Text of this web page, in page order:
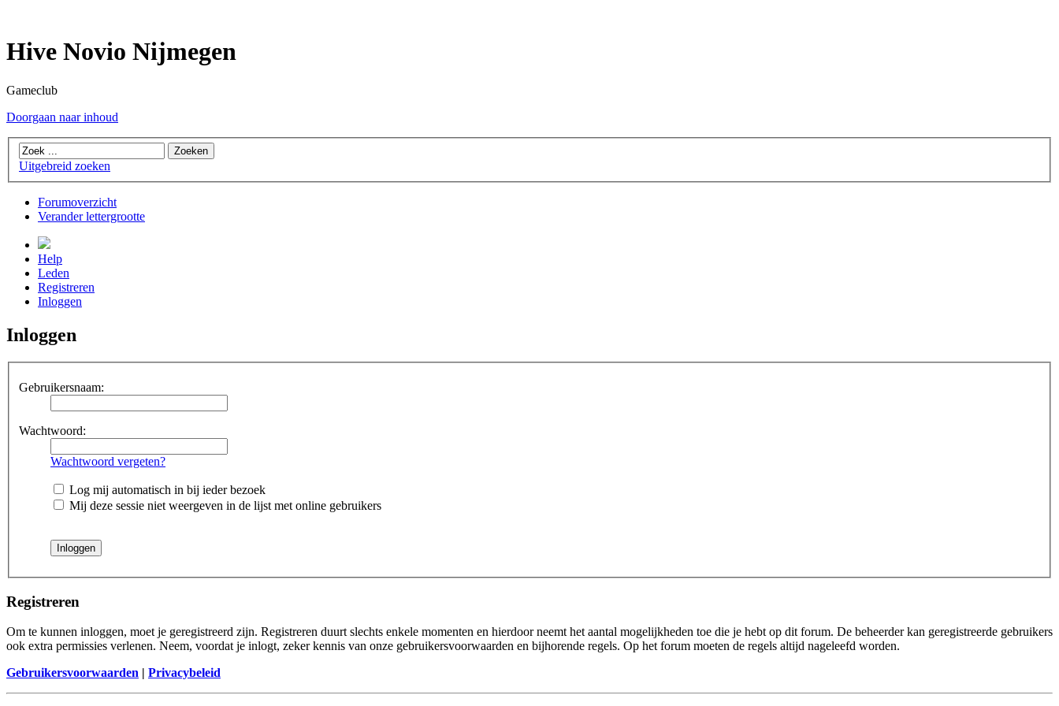
Hive Novio Nijmegen
Gameclub
Doorgaan naar inhoud
Uitgebreid zoeken
Forumoverzicht
Verander lettergrootte
Help
Leden
Registreren
Inloggen
Inloggen
Gebruikersnaam:
Wachtwoord:
Wachtwoord vergeten?
Log mij automatisch in bij ieder bezoek
Mij deze sessie niet weergeven in de lijst met online gebruikers
Registreren
Om te kunnen inloggen, moet je geregistreerd zijn. Registreren duurt slechts enkele momenten en hierdoor neemt het aantal mogelijkheden toe die je hebt op dit forum. De beheerder kan geregistreerde gebruikers
ook extra permissies verlenen. Neem, voordat je inlogt, zeker kennis van onze gebruikersvoorwaarden en bijhorende regels. Op het forum moeten de regels altijd nageleefd worden.
Gebruikersvoorwaarden | Privacybeleid